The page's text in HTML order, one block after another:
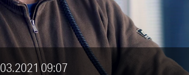
09:07